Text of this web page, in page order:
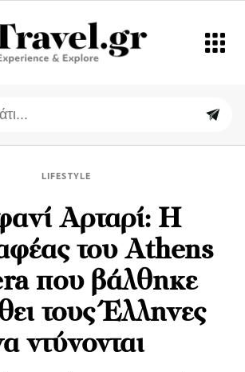
LIFESTYLE
Αρταρί: Η
του Athens
που βάλθηκε
τους Έλληνες
ντύνονται